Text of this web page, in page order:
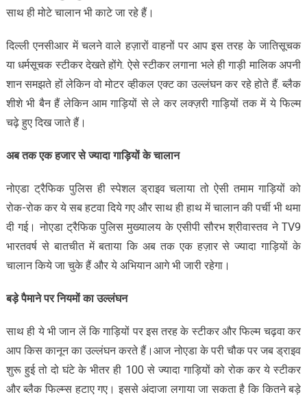
साथ ही मोटे चालान भी काटे जा रहे हैं।
दिल्ली एनसीआर में चलने वाले हज़ारों वाहनों पर आप इस तरह के जातिसूचक
या धर्मसूचक स्टीकर देखते होंगे. ऐसे स्टीकर लगाना भले ही गाड़ी मालिक अपनी
शान समझते हों लेकिन वो मोटर व्हीकल एक्ट का उल्लंघन कर रहे होते हैं. ब्लैक
शीशे भी बैन हैं लेकिन आम गाड़ियों से ले कर लक्ज़री गाड़ियों तक में ये फिल्म
चढ़े हुए दिख जाते हैं।
अब तक एक हजार से ज्यादा गाड़ियों के चालान
नोएडा ट्रैफिक पुलिस ही स्पेशल ड्राइव चलाया तो ऐसी तमाम गाड़ियों को
रोक-रोक कर ये सब हटवा दिये गए और साथ ही हाथ में चालान की पर्ची भी थमा
दी गई। नोएडा ट्रैफिक पुलिस मुख्यालय के एसीपी सौरभ श्रीवास्तव ने TV9
भारतवर्ष से बातचीत में बताया कि अब तक एक हज़ार से ज्यादा गाड़ियों के
चालान किये जा चुके हैं और ये अभियान आगे भी जारी रहेगा।
बड़े पैमाने पर नियमों का उल्लंघन
साथ ही ये भी जान लें कि गाड़ियों पर इस तरह के स्टीकर और फिल्म चढ़वा कर
आप किस कानून का उल्लंघन करते हैं।आज नोएडा के परी चौक पर जब ड्राइव
शुरू हुई तो दो घंटे के भीतर ही 100 से ज्यादा गाड़ियों को रोक कर ये स्टीकर
और ब्लैक फिल्म्स हटाए गए। इससे अंदाजा लगाया जा सकता है कि कितने बड़े